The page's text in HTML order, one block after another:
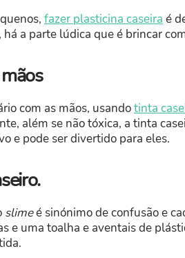
fazer plasticina caseira é
a parte lúdica que é brincar
com as mãos, usandotinta
além se não tóxica, a tinta
e pode ser divertido para eles.
slimeé sinónimo de confusão e
e uma toalha e aventais de